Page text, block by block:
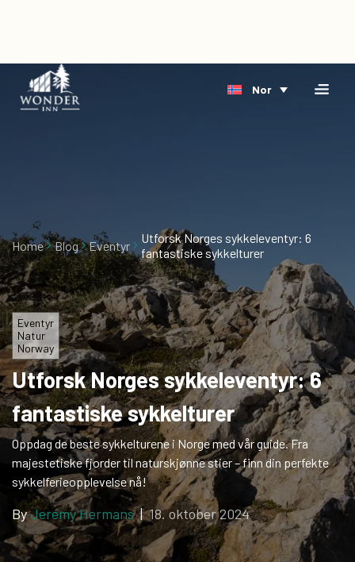
Home
Overnatting
oss
Blog
Ledige
stillinger
Gavekort
Nor
Home Blog Eventyr
Utforsk Norges sykkeleventyr: 6
fantastiske sykkelturer
Eventyr
Natur
Norway
Utforsk Norges sykkeleventyr: 6
fantastiske sykkelturer
Oppdag de beste sykkelturene i Norge med vår guide. Fra
majestetiske fjorder til naturskjønne stier – finn din perfekte
sykkelferieopplevelse nå!
ByJeremy Hermans|18. oktober 2024